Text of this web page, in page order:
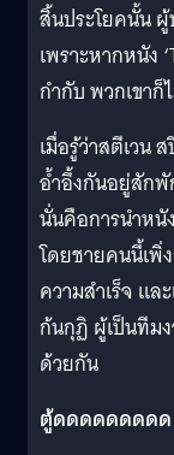
สิ้นประโยคนั้น
เพราะหากหนัง
กำกับ พวกเขาก็
เมื่อรู้ว่าสตีเวน
อ้ำอึ้งกันอยู่สักพั
นั่นคือการนำหนั
โดยชายคนนี้เพิ่
ความสำเร็จ แล
ก้นกุฏิ ผู้เป็นทีมง
ด้วยกัน
ตู้ดดดดดดดดด